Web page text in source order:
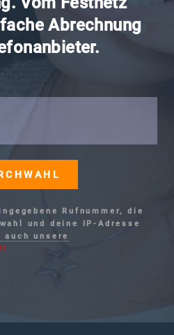
Abrechnung
Rufnummer, die
und deine IP-Adresse
auch unsere